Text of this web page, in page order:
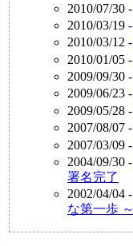
2010/07/30 -
2010/03/19 -
2010/03/12 -
2010/01/05 -
2009/09/30 -
2009/06/23 -
2009/05/28 -
2007/08/07 -
2007/03/09 -
2004/09/30 -
署名完了
2002/04/04 -
な第一歩 ～